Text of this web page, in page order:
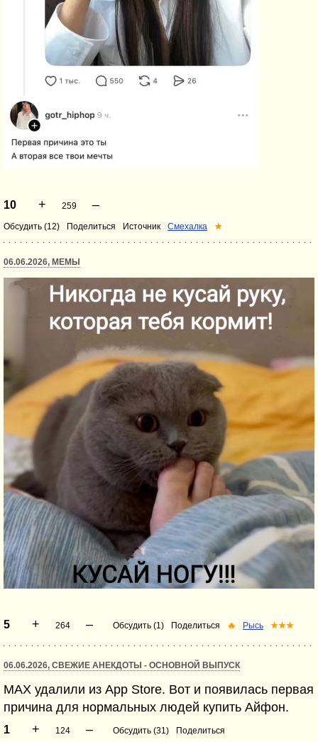
10 + 259 –
Обсудить (12) Поделиться Источник Смехалка ★
06.06.2026, МЕМЫ
5 + 264 – Обсудить (1) Поделиться 🔥 Рысь ★★★
06.06.2026, СВЕЖИЕ АНЕКДОТЫ - ОСНОВНОЙ ВЫПУСК
MAX удалили из App Store. Вот и появилась первая
причина для нормальных людей купить Айфон.
1 + 124 – Обсудить (31) Поделиться